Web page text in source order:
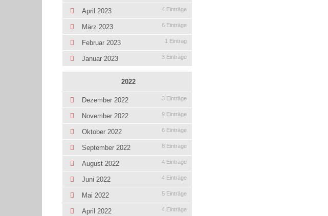
April 2023 4 Einträge
März 2023 6 Einträge
Februar 2023 1 Eintrag
Januar 2023 3 Einträge
2022
Dezember 2022 3 Einträge
November 2022 9 Einträge
Oktober 2022 6 Einträge
September 2022 8 Einträge
August 2022 4 Einträge
Juni 2022 4 Einträge
Mai 2022 5 Einträge
April 2022 4 Einträge